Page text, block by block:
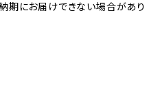
期にお届けできない場合があり